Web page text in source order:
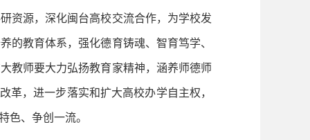
资源，深化闽台高校交流合作，为学校发
的教育体系，强化德育铸魂、智育笃学、
教师要大力弘扬教育家精神，涵养师德师
革，进一步落实和扩大高校办学自主权，
色、争创一流。